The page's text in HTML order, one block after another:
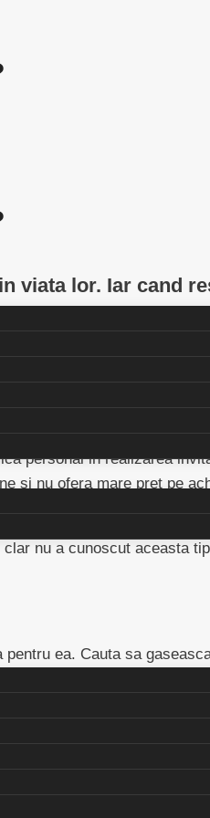
viata lor. Iar cand
cu siguranta
BWS
personal in realizarea
si nu ofera mare pret pe
nu a cunoscut aceasta
ea. Cauta sa
Incearca sa impuna
in vreun fel in